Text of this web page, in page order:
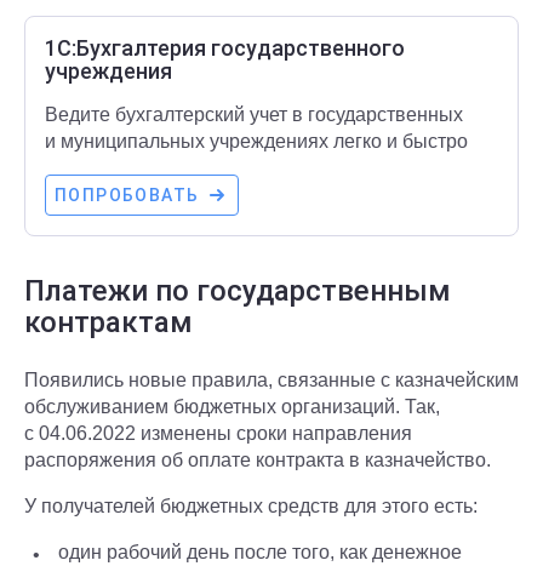
1С:Бухгалтерия государственного
учреждения
Ведите бухгалтерский учет в государственных
и муниципальных учреждениях легко и быстро
ПОПРОБОВАТЬ
Платежи по государственным
контрактам
Появились новые правила, связанные с казначейским
обслуживанием бюджетных организаций. Так,
с 04.06.2022 изменены сроки направления
распоряжения об оплате контракта в казначейство.
У получателей бюджетных средств для этого есть:
один рабочий день после того, как денежное